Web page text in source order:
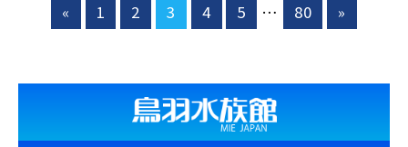
« 1 2 3 4 5 … 80 »